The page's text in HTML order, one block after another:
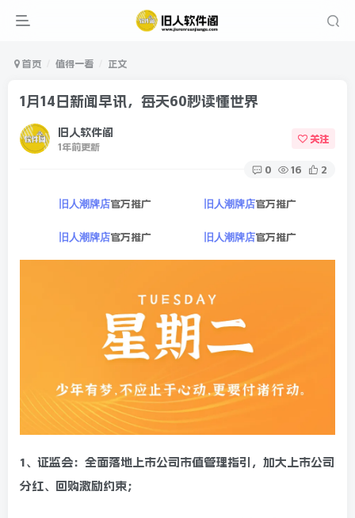
首页 值得一看 正文
1月14日新闻早讯，每天60秒读懂世界
旧人软件阁
1年前更新
关注
0 16 2
旧人潮牌店官方推广 旧人潮牌店官方推广
旧人潮牌店官方推广 旧人潮牌店官方推广
1、证监会：全面落地上市公司市值管理指引，加大上市公司
分红、回购激励约束；